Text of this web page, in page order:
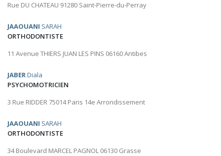
Rue DU CHATEAU 91280 Saint-Pierre-du-Perray
JAAOUANI SARAH
ORTHODONTISTE
11 Avenue THIERS JUAN LES PINS 06160 Antibes
JABERDiala
PSYCHOMOTRICIEN
3 Rue RIDDER 75014 Paris 14e Arrondissement
JAAOUANI SARAH
ORTHODONTISTE
34 Boulevard MARCEL PAGNOL 06130 Grasse